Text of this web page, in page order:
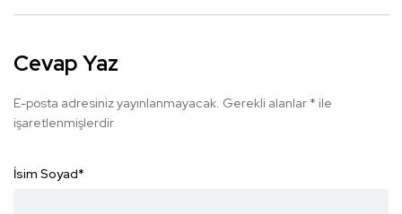
Cevap Yaz
E-posta adresiniz yayınlanmayacak. Gerekli alanlar * ile
işaretlenmişlerdir
İsim Soyad*